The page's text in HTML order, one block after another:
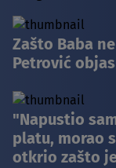
Zašto Baba
Petrović
"Napustio
platu, morao
otkrio zašto